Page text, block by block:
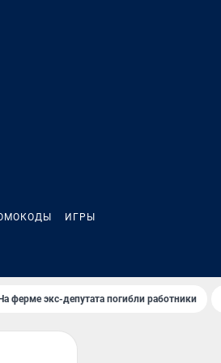
ИГРЫ
ферме экс-депутата погибли работники